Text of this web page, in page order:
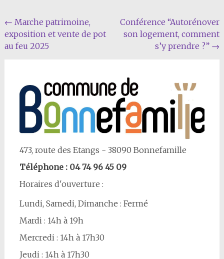
Navigation
Article
← Marche patrimoine,
exposition et vente de pot
au feu 2025
Conférence “Autorénover
son logement, comment
s’y prendre ?” →
473, route des Etangs - 38090 Bonnefamille
Téléphone : 04 74 96 45 09
Horaires d'ouverture :
Lundi, Samedi, Dimanche : Fermé
Mardi : 14h à 19h
Mercredi : 14h à 17h30
Jeudi : 14h à 17h30